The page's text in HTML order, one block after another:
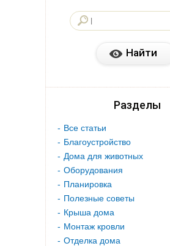
Разделы
Все статьи
Благоустройство
Дома для животных
Оборудования
Планировка
Полезные советы
Крыша дома
Монтаж кровли
Отделка дома